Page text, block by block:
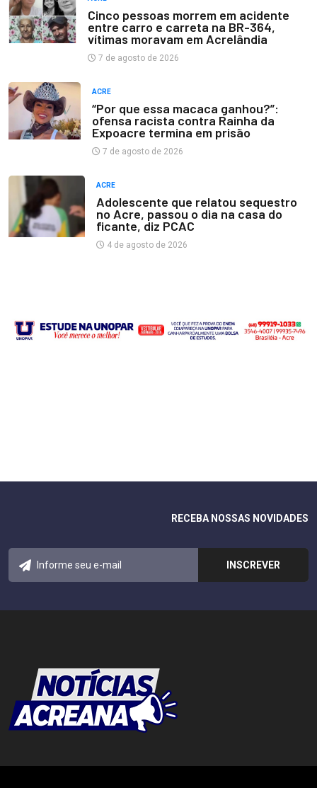
Cinco pessoas morrem em acidente
entre carro e carreta na BR-364,
vítimas moravam em Acrelândia
7 de agosto de 2026
ACRE
“Por que essa macaca ganhou?”:
ofensa racista contra Rainha da
Expoacre termina em prisão
7 de agosto de 2026
ACRE
Adolescente que relatou sequestro
no Acre, passou o dia na casa do
ficante, diz PCAC
4 de agosto de 2026
RECEBA NOSSAS NOVIDADES